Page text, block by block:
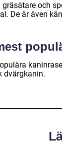
och
De är även
dvärgkanin.